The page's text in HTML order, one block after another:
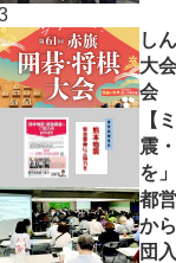
し
大
会
【
震
を」
都
か
団